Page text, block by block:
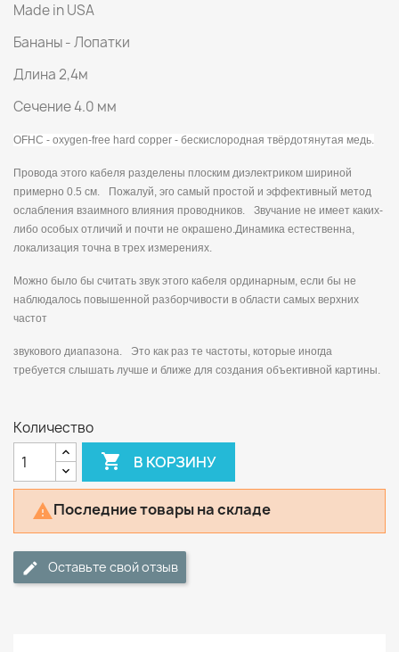
Made in USA
Бананы - Лопатки
Длина 2,4м
Сечение 4.0 мм
OFHC - oxygen-free hard copper - бескислородная твёрдотянутая медь.
Провода этого кабеля разделены плоским диэлектриком шириной
примерно 0.5 см. Пожалуй, эго самый простой и эффективный метод
ослабления взаимного влияния проводников. Звучание не имеет каких-
либо особых отличий и почти не окрашено.Динамика естественна,
локализация точна в трех измерениях.
Можно было бы считать звук этого кабеля ординарным, если бы не
наблюдалось повышенной разборчивости в области самых верхних
частот
звукового диапазона. Это как раз те частоты, которые иногда
требуется слышать лучше и ближе для создания объективной картины.
Количество
 В КОРЗИНУ
Последние товары на складе
Оставьте свой отзыв